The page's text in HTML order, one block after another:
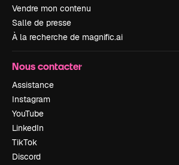
Vendre mon contenu
Salle de presse
À la recherche de magnific.ai
Nous contacter
Assistance
Instagram
YouTube
LinkedIn
TikTok
Discord